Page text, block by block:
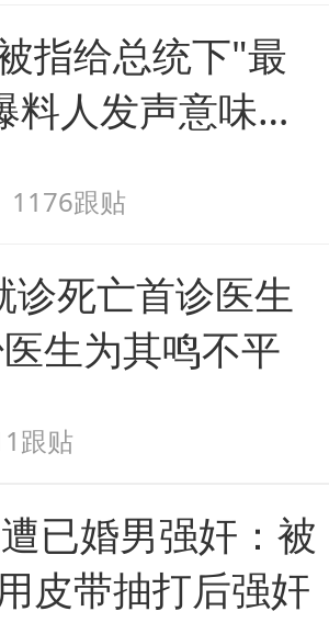
夯实基础开新局
指给总统下"最
料人发声意味深
1176跟贴
诊死亡首诊医生
生为其鸣不平
跟贴
已婚男强奸：被
皮带抽打后强奸